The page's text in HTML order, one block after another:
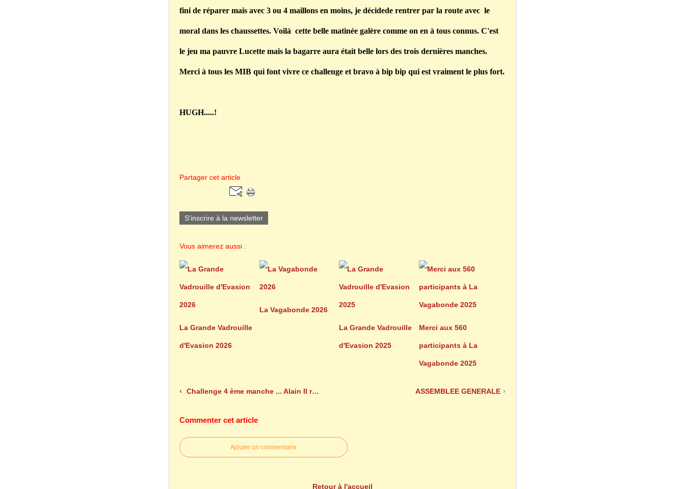
fini de réparer mais avec 3 ou 4 maillons en moins, je décidede rentrer par la route avec le
moral dans les chaussettes. Voilà cette belle matinée galère comme on en à tous connus. C'est
le jeu ma pauvre Lucette mais la bagarre aura était belle lors des trois dernières manches.
Merci à tous les MIB qui font vivre ce challenge et bravo à bip bip qui est vraiment le plus fort.
HUGH.....!
Partager cet article
S'inscrire à la newsletter
Vous aimerez aussi :
La Grande Vadrouille
d'Evasion 2026
La Vagabonde 2026
La Grande Vadrouille
d'Evasion 2025
Merci aux 560
participants à La
Vagabonde 2025
Challenge 4 ème manche ... Alain II revient fort ›
ASSEMBLEE GENERALE
Commenter cet article
Ajouter un commentaire
Retour à l'accueil